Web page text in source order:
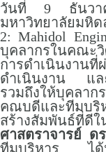
วันที่ 9 ธันวาค
มหาวิทยาลัยมหิด
2: Mahidol
บุคลากรในคณะ
การดำเนินงานที่
ดำเนินงาน แล
รวมถึงให้บุคลา
คณบดีและทีมบริ
สร้างสัมพันธ์
ศาสตราจารย์ ด
ทีมบริหาร ได้น